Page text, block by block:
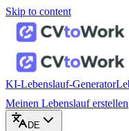
Skip to content
KI-Lebenslauf-Generator
Meinen Lebenslauf erstellen
DE